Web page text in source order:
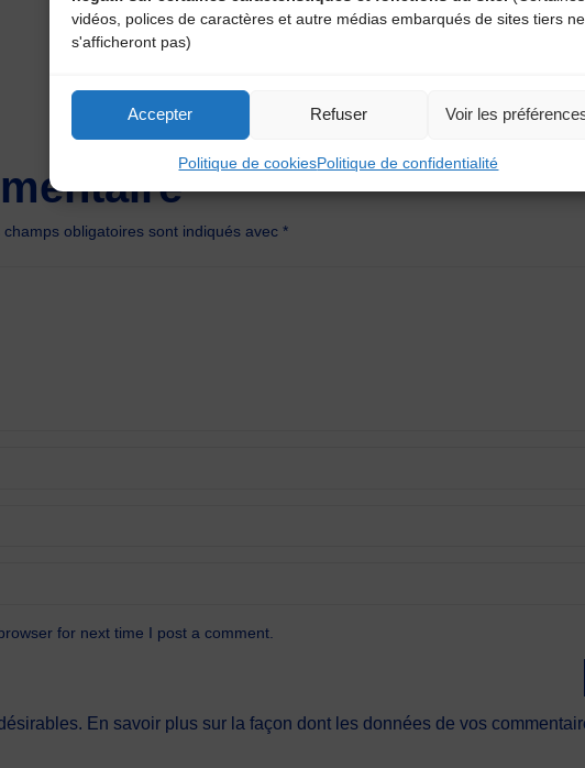
vidéos, polices de caractères et autre médias embarqués de sites tiers ne
s'afficheront pas)
Accepter Refuser Voir les
Politique de cookiesPolitique de confidentialité
champs obligatoires sont indiqués avec*
for next time I post a comment.
En savoir plus sur la façon dont les données de vos